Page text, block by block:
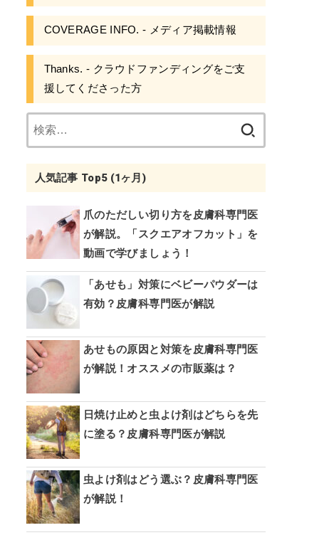
COVERAGE INFO. - メディア掲載情報
Thanks. - クラウドファンディングをご支
援してくださった方
人気記事 Top5 (1ヶ月)
爪のただしい切り方を皮膚科専門医
が解説。「スクエアオフカット」を
動画で学びましょう！
「あせも」対策にベビーパウダーは
有効？皮膚科専門医が解説
あせもの原因と対策を皮膚科専門医
が解説！オススメの市販薬は？
日焼け止めと虫よけ剤はどちらを先
に塗る？皮膚科専門医が解説
虫よけ剤はどう選ぶ？皮膚科専門医
が解説！